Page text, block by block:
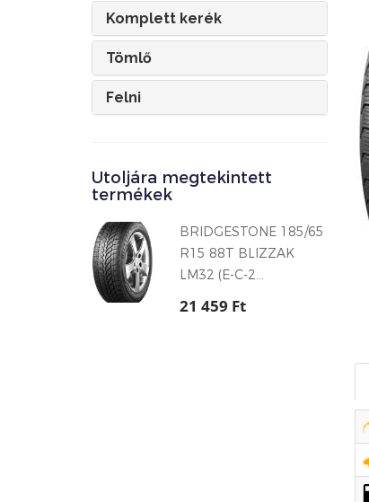
Komplett kerék
Tömlő
Felni
Utoljára megtekintett
termékek
BRIDGESTONE 185/65
R15 88T BLIZZAK
LM32 (E-C-2...
21 459 Ft